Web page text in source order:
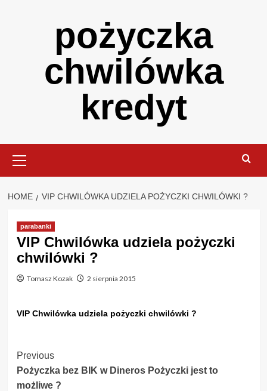
pożyczka
chwilówka
kredyt
Menu
HOME VIP CHWILÓWKA UDZIELA POŻYCZKI CHWILÓWKI ?
parabanki
VIP Chwilówka udziela pożyczki
chwilówki ?
Tomasz Kozak 2 sierpnia 2015
VIP Chwilówka udziela pożyczki chwilówki ?
Post
Navigation
Previous
Pożyczka bez BIK w Dineros Pożyczki jest to
możliwe ?